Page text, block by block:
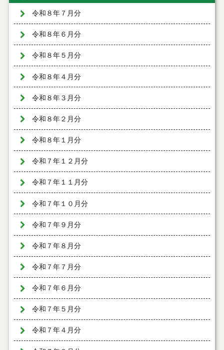
令和８年７月分
令和８年６月分
令和８年５月分
令和８年４月分
令和８年３月分
令和８年２月分
令和８年１月分
令和７年１２月分
令和７年１１月分
令和７年１０月分
令和７年９月分
令和７年８月分
令和７年７月分
令和７年６月分
令和７年５月分
令和７年４月分